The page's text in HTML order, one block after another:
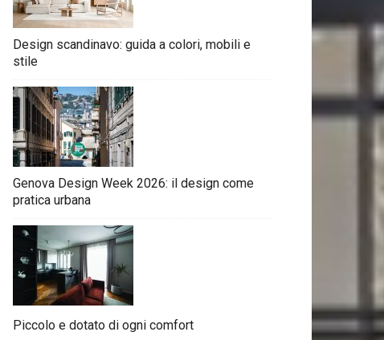
Design scandinavo: guida a colori, mobili e
stile
Genova Design Week 2026: il design come
pratica urbana
Piccolo e dotato di ogni comfort